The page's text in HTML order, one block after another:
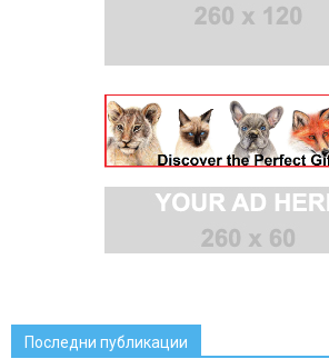
Последни публикации